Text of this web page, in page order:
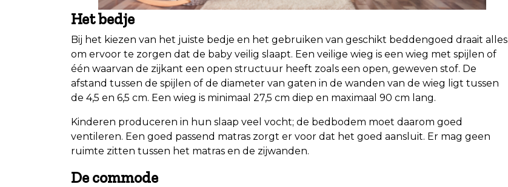
Het bedje
Bij het kiezen van het juiste bedje en het gebruiken van geschikt beddengoed draait alles
om ervoor te zorgen dat de baby veilig slaapt. Een veilige wieg is een wieg met spijlen of
één waarvan de zijkant een open structuur heeft zoals een open, geweven stof. De
afstand tussen de spijlen of de diameter van gaten in de wanden van de wieg ligt tussen
de 4,5 en 6,5 cm. Een wieg is minimaal 27,5 cm diep en maximaal 90 cm lang.
Kinderen produceren in hun slaap veel vocht; de bedbodem moet daarom goed
ventileren. Een goed passend matras zorgt er voor dat het goed aansluit. Er mag geen
ruimte zitten tussen het matras en de zijwanden.
De commode